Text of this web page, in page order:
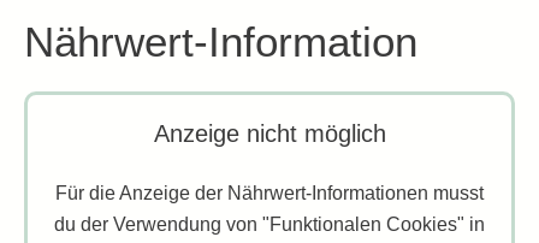
Nährwert-Information
Anzeige nicht möglich
Für die Anzeige der Nährwert-Informationen musst
du der Verwendung von "Funktionalen Cookies" in